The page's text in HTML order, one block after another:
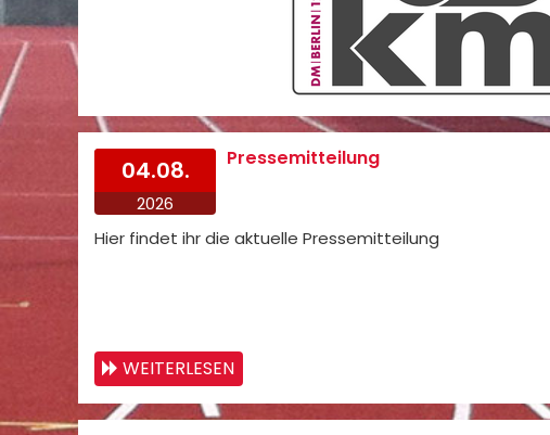
04.08.
2026
Pressemitteilung
Hier findet ihr die aktuelle Pressemitteilung
WEITERLESEN